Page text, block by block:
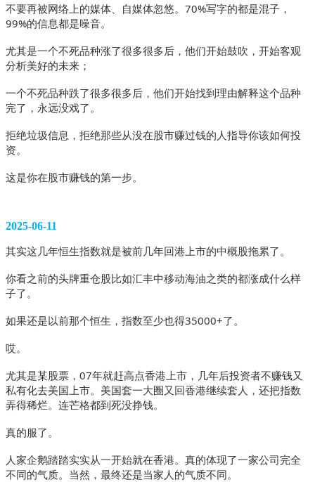
不要再被网络上的媒体、自媒体忽悠。70%写字的都是混子，
99%的信息都是噪音。
尤其是一个不死品种涨了很多很多后，他们开始鼓吹，开始客观
分析美好的未来；
一个不死品种跌了很多很多后，他们开始找到理由解释这个品种
完了，永远没戏了。
拒绝垃圾信息，拒绝那些从没在股市赚过钱的人指导你该如何投
资。
这是你在股市赚钱的第一步。
2025-06-11
其实这几年恒生指数就是被前几年回港上市的中概股拖累了。
你看之前的头牌重仓股比如汇丰中移动海油之类的都涨成什么样
子了。
如果还是以前那个恒生，指数至少也得35000+了。
哎。
尤其是某股票，07年就赶高点香港上市，几年后投资者不赚钱又
私有化去美国上市。美国套一大圈又回香港继续套人，还把指数
弄得稀烂。连芒格都到死没挣钱。
真的服了。
人家企鹅踏踏实实从一开始就在香港。真的体现了一家公司完全
不同的气质。当然，最终还是当家人的气质不同。